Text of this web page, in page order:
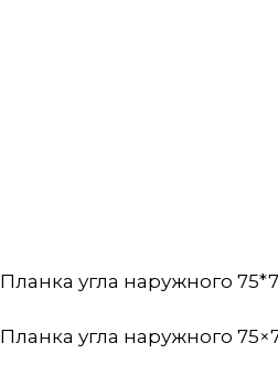
Планка угла наружного
Планка угла наружного